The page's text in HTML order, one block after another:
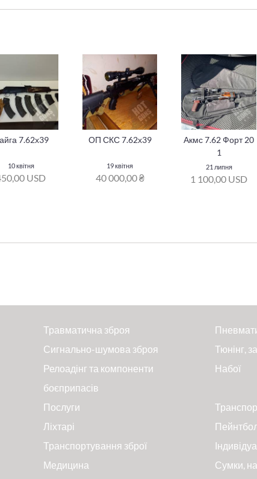
7.62х39
10 квітня
USD
ОП СКС 7.62х39
19 квітня
40 000,00 ₴
Акмс 7.62 Форт 20
1
21 липня
1 100,00 USD
Травматична зброя
Сигнально-шумова зброя Тюнінг,
Релоадінг та компоненти
боєприпасів
Набої
Послуги
Ліхтарі
Транспортування зброї
Медицина Сумки,